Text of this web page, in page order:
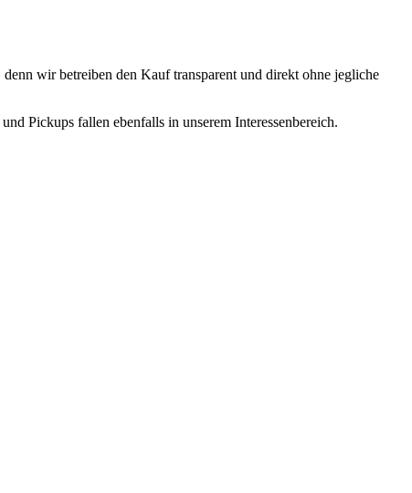
wir betreiben den Kauf transparent und direkt ohne jegliche
Pickups fallen ebenfalls in unserem Interessenbereich.